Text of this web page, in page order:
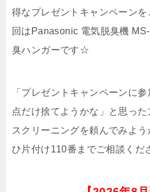
得なプレゼントキャンペーン
回はPanasonic 電気脱臭機
臭ハンガーです☆
「プレゼントキャンペーンに
点だけ捨てようかな」と思っ
スクリーニングを頼んでみよ
ひ片付け110番までご相談くだ